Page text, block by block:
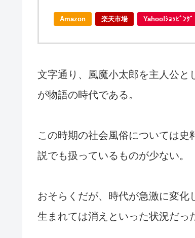
Amazon 楽天市場 Yahoo!ｼｮｯﾋﾟﾝｸﾞ
文字通り、風魔小太郎を主人公と
が物語の時代である。
この時期の社会風俗については
説でも扱っているものが少ない。
おそらくだが、時代が急激に変
生まれては消えといった状況だっ